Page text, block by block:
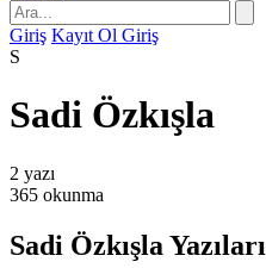
Giriş Kayıt Ol Giriş
S
Sadi Özkışla
2 yazı
365 okunma
Sadi Özkışla Yazıları